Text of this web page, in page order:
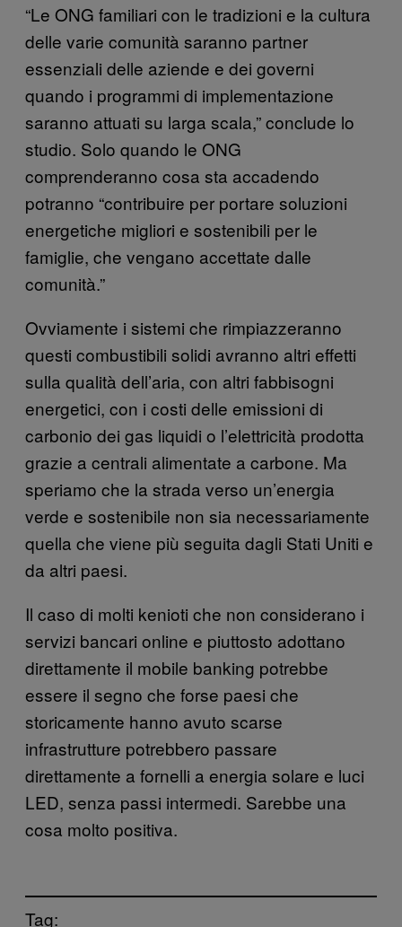
“Le ONG familiari con le tradizioni e la cultura
delle varie comunità saranno partner
essenziali delle aziende e dei governi
quando i programmi di implementazione
saranno attuati su larga scala,” conclude lo
studio. Solo quando le ONG
comprenderanno cosa sta accadendo
potranno “contribuire per portare soluzioni
energetiche migliori e sostenibili per le
famiglie, che vengano accettate dalle
comunità.”
Ovviamente i sistemi che rimpiazzeranno
questi combustibili solidi avranno altri effetti
sulla qualità dell’aria, con altri fabbisogni
energetici, con i costi delle emissioni di
carbonio dei gas liquidi o l’elettricità prodotta
grazie a centrali alimentate a carbone. Ma
speriamo che la strada verso un’energia
verde e sostenibile non sia necessariamente
quella che viene più seguita dagli Stati Uniti e
da altri paesi.
Il caso di molti kenioti che non considerano i
servizi bancari online e piuttosto adottano
direttamente il mobile banking potrebbe
essere il segno che forse paesi che
storicamente hanno avuto scarse
infrastrutture potrebbero passare
direttamente a fornelli a energia solare e luci
LED, senza passi intermedi. Sarebbe una
cosa molto positiva.
Tag: